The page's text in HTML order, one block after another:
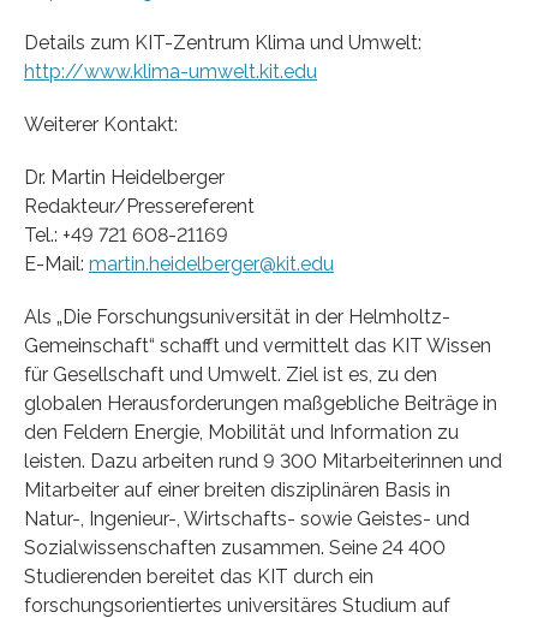
Details zum KIT-Zentrum Klima und Umwelt:
http://www.klima-umwelt.kit.edu
Weiterer Kontakt:
Dr. Martin Heidelberger
Redakteur/Pressereferent
Tel.: +49 721 608-21169
E-Mail: martin.heidelberger@kit.edu
Als „Die Forschungsuniversität in der Helmholtz-
Gemeinschaft“ schafft und vermittelt das KIT Wissen
für Gesellschaft und Umwelt. Ziel ist es, zu den
globalen Herausforderungen maßgebliche Beiträge in
den Feldern Energie, Mobilität und Information zu
leisten. Dazu arbeiten rund 9 300 Mitarbeiterinnen und
Mitarbeiter auf einer breiten disziplinären Basis in
Natur-, Ingenieur-, Wirtschafts- sowie Geistes- und
Sozialwissenschaften zusammen. Seine 24 400
Studierenden bereitet das KIT durch ein
forschungsorientiertes universitäres Studium auf